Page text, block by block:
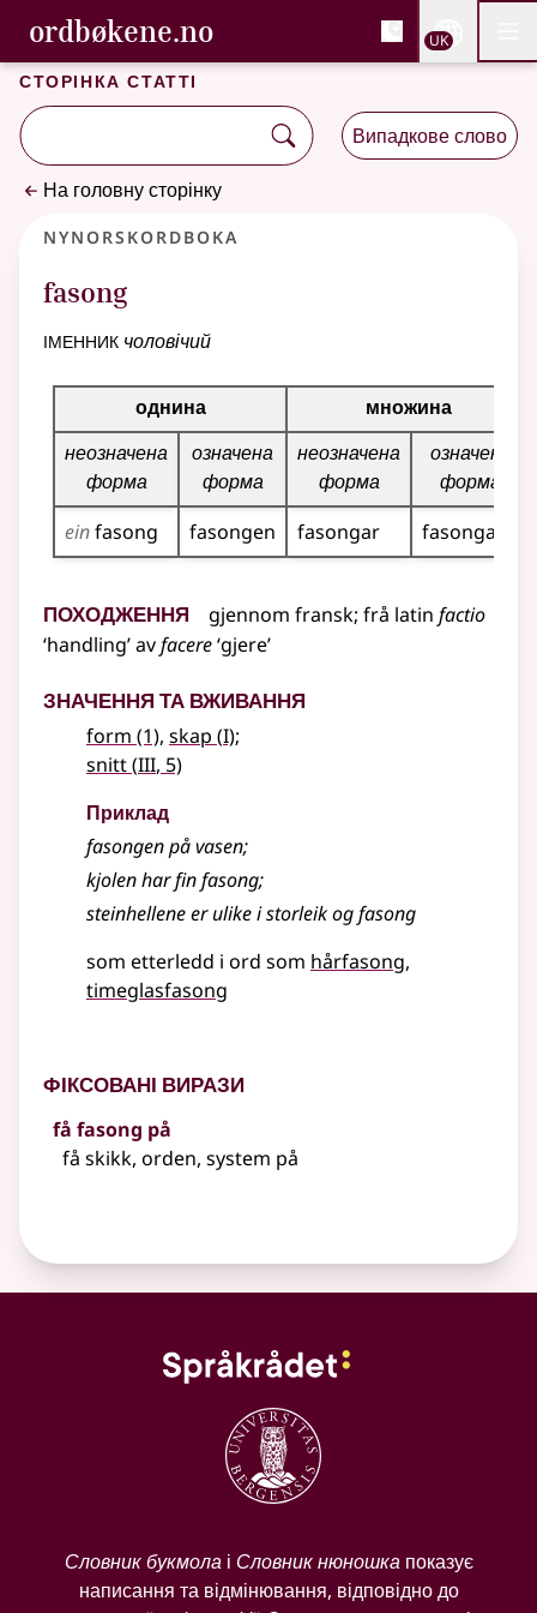
Перейти до основного вмісту
Доступність
ordbøkene.no, Cловник букмола та
Cловник букмола та Словник нюношка
UK
Сторінка статті
Випадкове слово
На головну сторінку
Nynorskordboka
fasong
іменник чоловічий
Таблиця відмінювання для цього іменника
однина
множина
неозначена
форма
означена
форма
неозначена
форма
означена
форма
einfasong fasongen fasongar fasongane
Походження gjennom fransk; frå latin factio
‘handling’ avfacere‘gjere’
Значення та вживання
form (1), skap (1
I);
snitt(3
III, 5)
Приклад
fasongen på vasen;
kjolen har fin fasong;
steinhellene er ulike i storleik og fasong
som etterledd i ord som hårfasong
timeglasfasong
Фіксовані вирази
få fasong på
få skikk, orden, system på
Словник букмолаі Словник нюношкапоказує
написання та відмінювання, відповідно до